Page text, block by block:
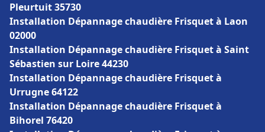
Pleurtuit 35730
Installation Dépannage chaudière Frisquet à Laon
02000
Installation Dépannage chaudière Frisquet à Saint
Sébastien sur Loire 44230
Installation Dépannage chaudière Frisquet à
Urrugne 64122
Installation Dépannage chaudière Frisquet à
Bihorel 76420